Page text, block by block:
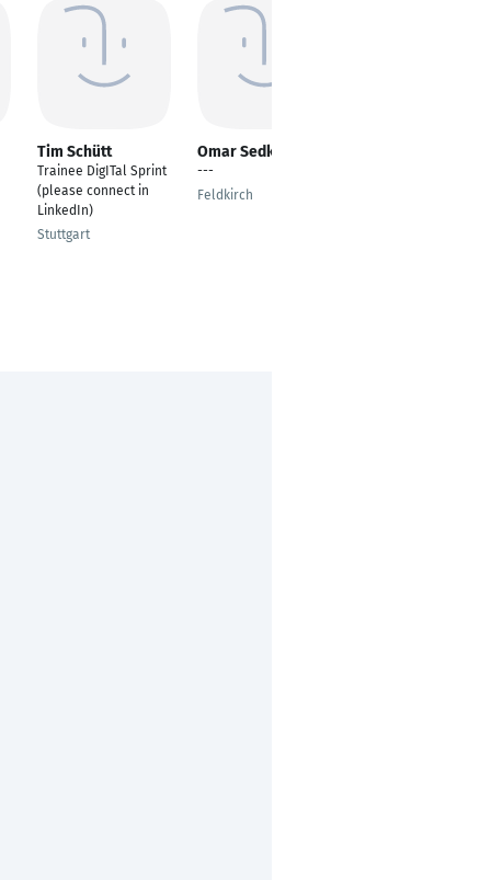
Tim Schütt
Trainee DigITal Sprint
(please connect in
LinkedIn)
Stuttgart
Omar Sedky
---
Feldkirch